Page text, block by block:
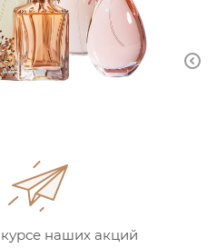
курсе наших акций